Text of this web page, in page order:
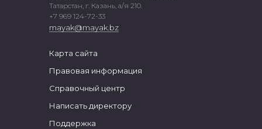
Татарстан, г. Казань, а/я 210.
+7 969 124-72-33
mayak@mayak.bz
Карта сайта
Правовая информация
Справочный центр
Написать директору
Поддержка